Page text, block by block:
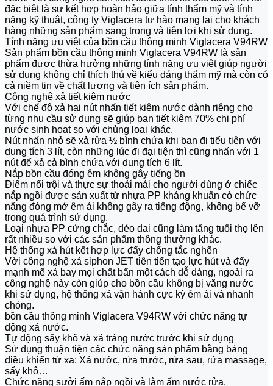
đặc biệt là sự kết hợp hoàn hảo giữa tính thẩm mỹ và tính
năng kỹ thuật, công ty Viglacera tự hào mang lại cho khách
hàng những sản phẩm sang trọng và tiện lợi khi sử dụng.
Tính năng ưu việt của bồn cầu thông minh Viglacera V94RW
Sản phẩm bồn cầu thông minh Viglacera V94RW là sản
phẩm được thừa hưởng những tính năng ưu việt giúp người
sử dụng không chỉ thích thú về kiểu dáng thẩm mỹ mà còn có
cả niềm tin về chất lượng và tiện ích sản phẩm.
Công nghệ xả tiết kiệm nước
Với chế độ xả hai nút nhấn tiết kiệm nước dành riêng cho
từng nhu cầu sử dụng sẽ giúp bạn tiết kiệm 70% chi phí
nước sinh hoạt so với chủng loại khác.
Nút nhấn nhỏ sẽ xả rửa ½ bình chứa khi bạn đi tiểu tiện với
dung tích 3 lít, còn những lúc đi đại tiện thì cũng nhấn với 1
nút để xả cả bình chứa với dung tích 6 lít.
Nắp bồn cầu đóng êm không gây tiếng ồn
Điểm nổi trội và thực sự thoải mái cho người dùng ở chiếc
nắp ngồi được sản xuất từ nhựa PP kháng khuẩn có chức
năng đóng mở êm ái không gây ra tiếng động, không bể vỡ
trong quá trình sử dụng.
Loại nhựa PP cứng chắc, dẻo dai cũng làm tăng tuổi thọ lên
rất nhiều so với các sản phẩm thông thường khác.
Hệ thống xả hút kết hợp lực đẩy chống tắc nghẽn
Vời công nghệ xả siphon JET tiên tiến tạo lực hút và đẩy
mạnh mẽ xả bay mọi chất bẩn một cách dễ dàng, ngoài ra
công nghệ này còn giúp cho bồn cầu không bị văng nước
khi sử dụng, hệ thống xả vận hành cực kỳ êm ái và nhanh
chóng.
bồn cầu thông minh Viglacera V94RW với chức năng tự
động xả nước.
Tự động sấy khô và xả tráng nước trước khi sử dụng
Sử dụng thuận tiện các chức năng sản phẩm bằng bảng
điều khiển từ xa: Xả nước, rửa trước, rửa sau, rửa massage,
sấy khô…
Chức năng sưởi ấm nắp ngồi và làm ấm nước rửa.